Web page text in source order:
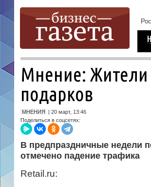
Мнение: Жители
подарков
МНЕНИЯ
| 20 март, 13:46
Поделиться в соцсетях:
В предпраздничные недели
отмечено падение трафика
Retail.ru: